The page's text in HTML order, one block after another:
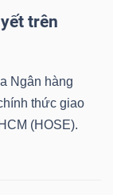
trên
Ngân hàng
thức giao
(HOSE).